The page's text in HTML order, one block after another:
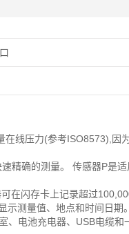
线压力(参考ISO8573),因
精确的测量。 传感器P是
在闪存卡上记录超过
测量值、地点和时间日期
电池充电器、USB电缆